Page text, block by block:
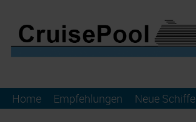
Home Empfehlungen Neue Schiffe